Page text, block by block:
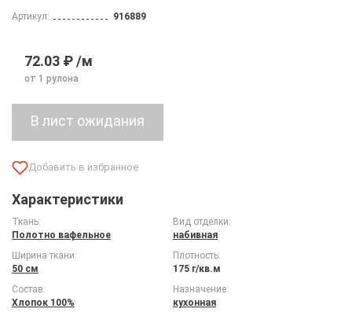
Артикул: 916889
72.03 ₽ /м
от 1 рулона
Характеристики
Ткань:
Полотно вафельное
Вид отделки:
набивная
Ширина ткани:
50 см
Плотность:
175 г/кв.м
Состав:
Хлопок 100%
Назначение:
кухонная